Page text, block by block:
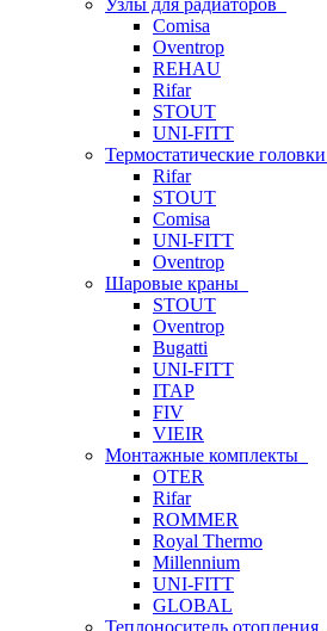
Узлы для радиаторов
Comisa
Oventrop
REHAU
Rifar
STOUT
UNI-FITT
Термостатические головки
Rifar
STOUT
Comisa
UNI-FITT
Oventrop
Шаровые краны
STOUT
Oventrop
Bugatti
UNI-FITT
ITAP
FIV
VIEIR
Монтажные комплекты
OTER
Rifar
ROMMER
Royal Thermo
Millennium
UNI-FITT
GLOBAL
Теплоноситель отопления